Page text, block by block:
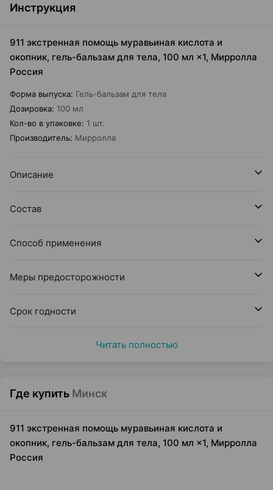
Инструкция
911 экстренная помощь муравьиная кислота и
окопник, гель-бальзам для тела, 100 мл ×1, Мирролла
Россия
Форма выпуска: Гель-бальзам для тела
Дозировка: 100 мл
Кол-во в упаковке: 1 шт.
Производитель: Мирролла
Описание
Состав
Способ применения
Меры предосторожности
Срок годности
Читать полностью
Где купить Минск
911 экстренная помощь муравьиная кислота и
окопник, гель-бальзам для тела, 100 мл ×1, Мирролла
Россия